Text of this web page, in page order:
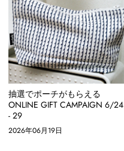
抽選でポーチがもらえる
ONLINE GIFT CAMPAIGN 6/24
- 29
2026年06月19日